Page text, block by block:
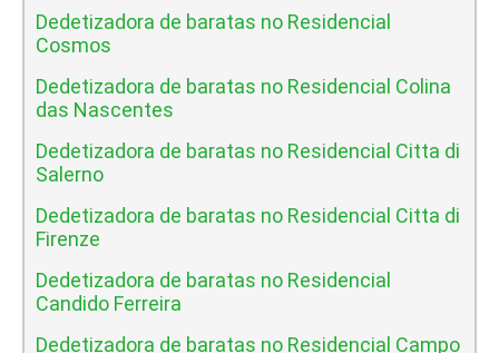
Dedetizadora de baratas no Residencial
Cosmos
Dedetizadora de baratas no Residencial Colina
das Nascentes
Dedetizadora de baratas no Residencial Citta di
Salerno
Dedetizadora de baratas no Residencial Citta di
Firenze
Dedetizadora de baratas no Residencial
Candido Ferreira
Dedetizadora de baratas no Residencial Campo